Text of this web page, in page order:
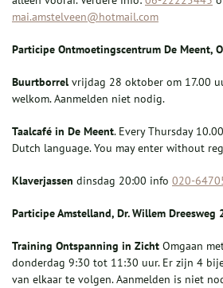
mai.amstelveen@hotmail.com
Participe Ontmoetingscentrum De Meent,
Buurtborrel vrijdag 28 oktober om 17.00
welkom. Aanmelden niet nodig.
Taalcafé in De Meent. Every Thursday
Dutch language. You may enter without
Klaverjassen dinsdag 20:00 info 020-
Participe Amstelland, Dr. Willem Dreesweg
Training Ontspanning in Zicht Omgaan
donderdag 9:30 tot 11:30 uur. Er zijn 4
van elkaar te volgen. Aanmelden is niet